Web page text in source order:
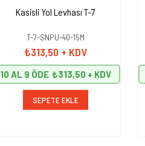
Kasisli Yol Levhası T-7
T-7-SNPU-40-15M
₺313,50 + KDV
10 AL 9 ÖDE ₺313,50
SEPETE EKLE